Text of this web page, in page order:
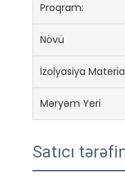
Proqram:
Növü
İzolyasiya
Məryəm Yeri
Satıcı